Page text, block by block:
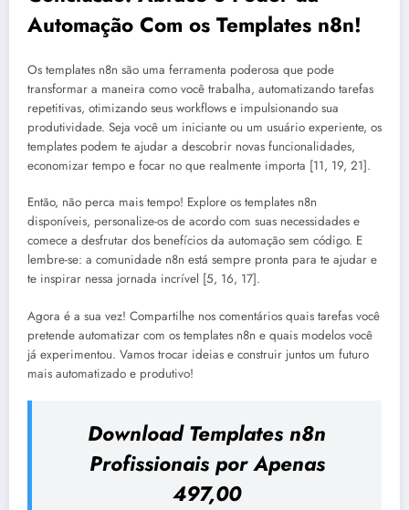
Automação Com os Templates n8n!
Os templates n8n são uma ferramenta poderosa que pode
transformar a maneira como você trabalha, automatizando tarefas
repetitivas, otimizando seus workflows e impulsionando sua
produtividade. Seja você um iniciante ou um usuário experiente, os
templates podem te ajudar a descobrir novas funcionalidades,
economizar tempo e focar no que realmente importa [11, 19, 21].
Então, não perca mais tempo! Explore os templates n8n
disponíveis, personalize-os de acordo com suas necessidades e
comece a desfrutar dos benefícios da automação sem código. E
lembre-se: a comunidade n8n está sempre pronta para te ajudar e
te inspirar nessa jornada incrível [5, 16, 17].
Agora é a sua vez! Compartilhe nos comentários quais tarefas você
pretende automatizar com os templates n8n e quais modelos você
já experimentou. Vamos trocar ideias e construir juntos um futuro
mais automatizado e produtivo!
Download Templates n8n
Profissionais por Apenas
497,00